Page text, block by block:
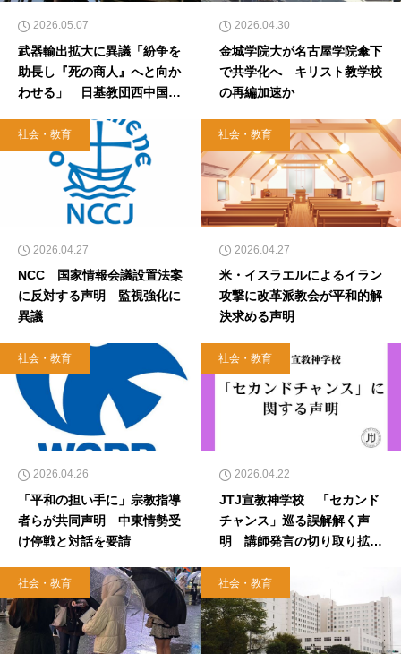
2026.05.07
武器輸出拡大に異議「紛争を
助長し『死の商人』へと向か
わせる」 日基教団西中国教
2026.04.30
金城学院大が名古屋学院傘下
で共学化へ キリスト教学校
の再編加速か
社会・教育
2026.04.27
NCC 国家情報会議設置法案
に反対する声明 監視強化に
異議
社会・教育
2026.04.27
米・イスラエルによるイラン
攻撃に改革派教会が平和的解
決求める声明
社会・教育
2026.04.26
「平和の担い手に」宗教指導
者らが共同声明 中東情勢受
け停戦と対話を要請
社会・教育
2026.04.22
JTJ宣教神学校 「セカンド
チャンス」巡る誤解解く声
明 講師発言の切り取り拡散
社会・教育 社会・教育